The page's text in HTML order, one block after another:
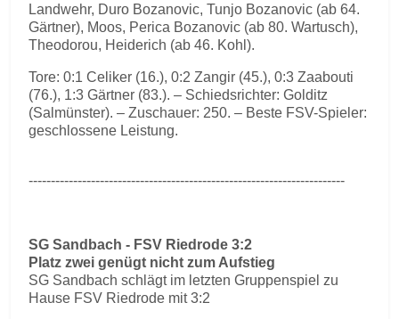
Landwehr, Duro Bozanovic, Tunjo Bozanovic (ab 64.
Gärtner), Moos, Perica Bozanovic (ab 80. Wartusch),
Theodorou, Heiderich (ab 46. Kohl).
Tore: 0:1 Celiker (16.), 0:2 Zangir (45.), 0:3 Zaabouti
(76.), 1:3 Gärtner (83.). – Schiedsrichter: Golditz
(Salmünster). – Zuschauer: 250. – Beste FSV-Spieler:
geschlossene Leistung.
-----------------------------------------------------------------------
SG Sandbach - FSV Riedrode 3:2
Platz zwei genügt nicht zum Aufstieg
SG Sandbach schlägt im letzten Gruppenspiel zu
Hause FSV Riedrode mit 3:2